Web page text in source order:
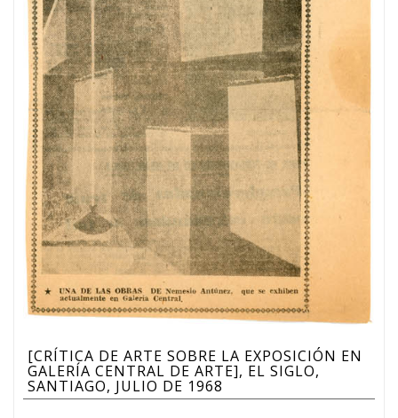
[CRÍTICA DE ARTE SOBRE LA EXPOSICIÓN EN
GALERÍA CENTRAL DE ARTE], EL SIGLO,
SANTIAGO, JULIO DE 1968